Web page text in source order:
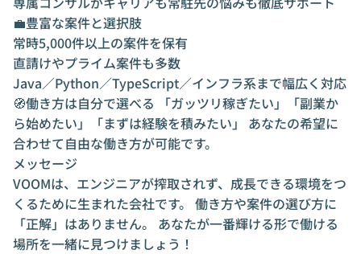
聞かせてください。 ⸻ 📍 VOOM株式会
社 https://voom0707.com 📩 ご相談・カジ
ュアル面談受付中！
💼豊富な案件と選択肢
常時5,000件以上の案件を保有
直請けやプライム案件も多数
Java／Python／TypeScript／インフラ系まで幅広く対応
🧭働き方は自分で選べる 「ガッツリ稼ぎたい」「副業か
ら始めたい」「まずは経験を積みたい」 あなたの希望に
合わせて自由な働き方が可能です。
メッセージ
VOOMは、エンジニアが搾取されず、成長できる環境をつ
くるために生まれた会社です。 働き方や案件の選び方に
「正解」はありません。 あなたが一番輝ける形で働ける
場所を一緒に見つけましょう！